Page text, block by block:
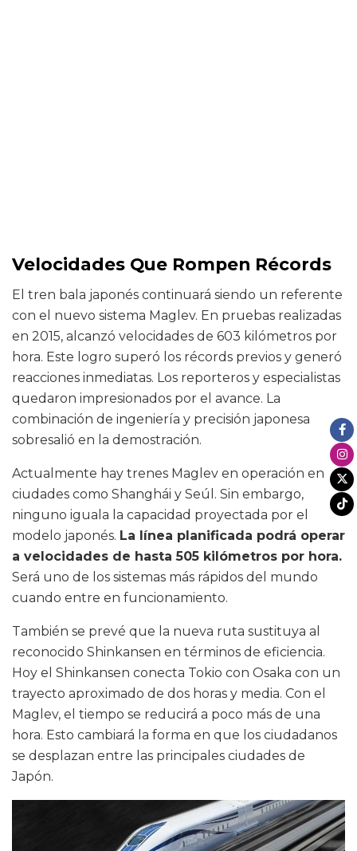
Velocidades Que Rompen Récords
El tren bala japonés continuará siendo un referente
con el nuevo sistema Maglev. En pruebas realizadas
en 2015, alcanzó velocidades de 603 kilómetros por
hora. Este logro superó los récords previos y generó
reacciones inmediatas. Los reporteros y especialistas
quedaron impresionados por el avance. La
combinación de ingeniería y precisión japonesa
sobresalió en la demostración.
Actualmente hay trenes Maglev en operación en
ciudades como Shanghái y Seúl. Sin embargo,
ninguno iguala la capacidad proyectada por el
modelo japonés. La línea planificada podrá operar
a velocidades de hasta 505 kilómetros por hora.
Será uno de los sistemas más rápidos del mundo
cuando entre en funcionamiento.
También se prevé que la nueva ruta sustituya al
reconocido Shinkansen en términos de eficiencia.
Hoy el Shinkansen conecta Tokio con Osaka con un
trayecto aproximado de dos horas y media. Con el
Maglev, el tiempo se reducirá a poco más de una
hora. Esto cambiará la forma en que los ciudadanos
se desplazan entre las principales ciudades de
Japón.